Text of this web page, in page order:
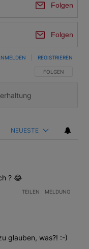
Folgen
Folgen
FOLGE DIESER
FOLGEN
REGISTRIEREN
NEUESTE
? 😂
TEILEN MELDUNG
glauben, was?! :-)